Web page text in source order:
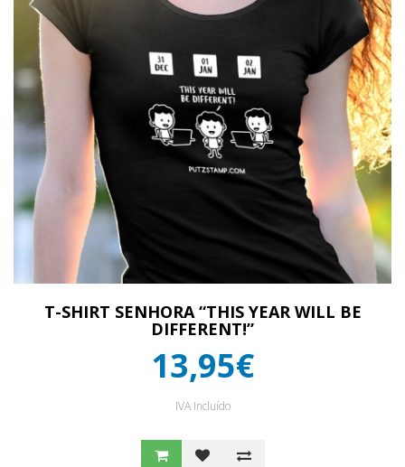
T-SHIRT SENHORA “THIS YEAR WILL BE
DIFFERENT!”
13,95€
IVA Incluído